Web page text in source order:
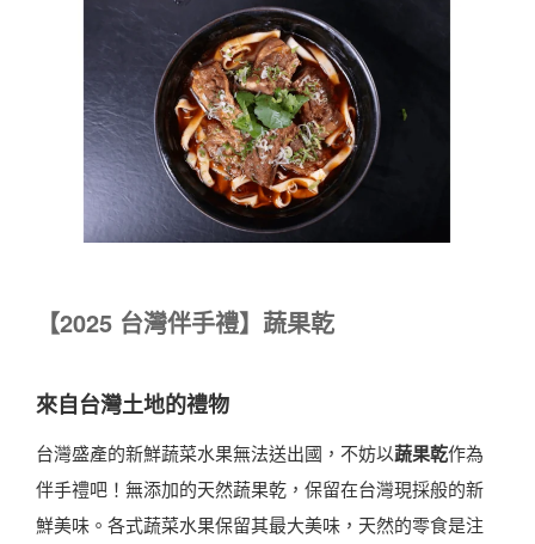
【2025 台灣伴手禮】蔬果乾
來自台灣土地的禮物
台灣盛產的新鮮蔬菜水果無法送出國，不妨以蔬果乾作為
伴手禮吧！無添加的天然蔬果乾，保留在台灣現採般的新
鮮美味。各式蔬菜水果保留其最大美味，天然的零食是注